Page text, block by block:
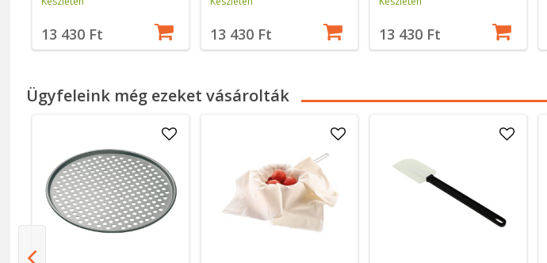
13 430 Ft 13 430 Ft 13 430 Ft
Ügyfeleink még ezeket vásárolták